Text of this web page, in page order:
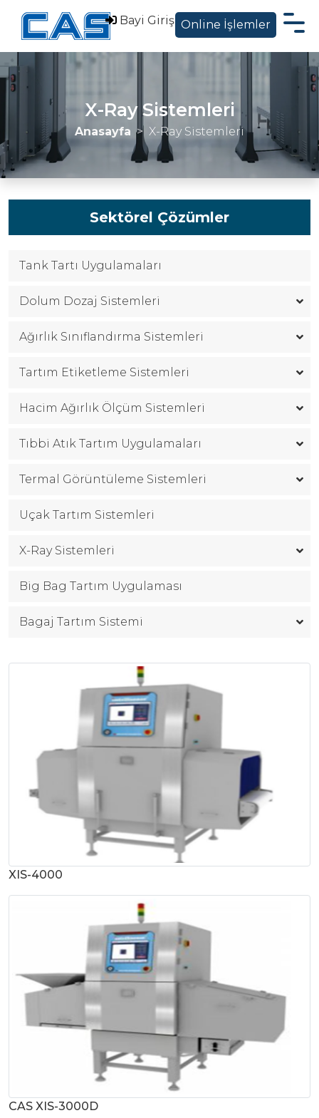
Bayi Giriş Online İşlemler
Hakkımızda
Ürünler
Sektörel Çözümler
Servis Destek
216
81
X-Ray Sistemleri
Anasayfa X-Ray Sistemleri
Sektörel Çözümler
Tank Tartı Uygulamaları
Dolum Dozaj Sistemleri
Ağırlık Sınıflandırma Sistemleri
Tartım Etiketleme Sistemleri
Hacim Ağırlık Ölçüm Sistemleri
Tıbbi Atık Tartım Uygulamaları
Termal Görüntüleme Sistemleri
Uçak Tartım Sistemleri
X-Ray Sistemleri
Big Bag Tartım Uygulaması
Bagaj Tartım Sistemi
XIS-4000
CAS XIS-3000D